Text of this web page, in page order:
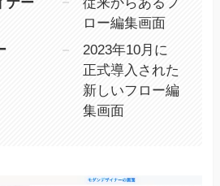
ロー編集画面
2023年10月に
正式導入された
新しいフロー編
集画面